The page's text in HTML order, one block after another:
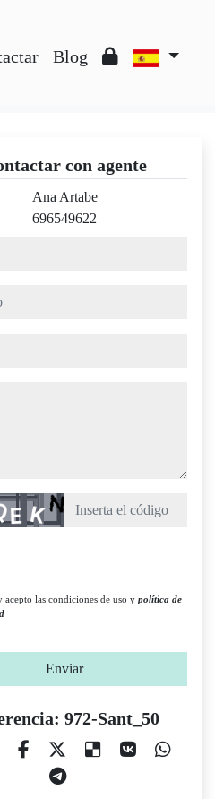
Blog
con agente
Ana Artabe
696549622
acepto las condiciones de uso y política de
Enviar
972-Sant_50